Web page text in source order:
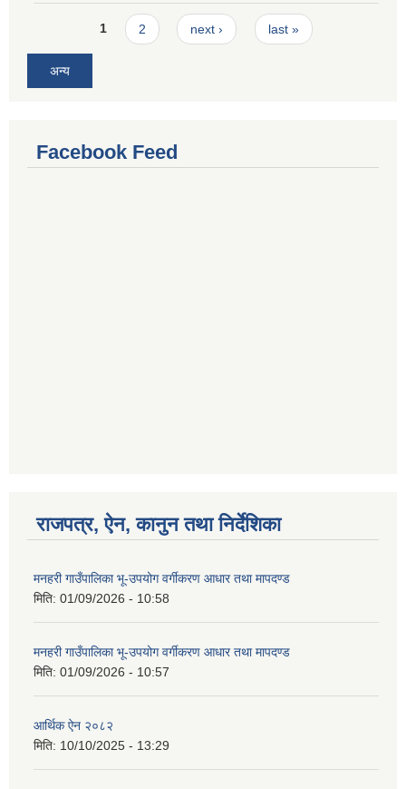
Pages1 2 next › last »
अन्य
Facebook Feed
राजपत्र, ऐन, कानुन तथा निर्देशिका
मनहरी गाउँपालिका भू-उपयोग वर्गीकरण आधार तथा मापदण्ड
मिति: 01/09/2026 - 10:58
मनहरी गाउँपालिका भू-उपयोग वर्गीकरण आधार तथा मापदण्ड
मिति: 01/09/2026 - 10:57
आर्थिक ऐन २०८२
मिति: 10/10/2025 - 13:29